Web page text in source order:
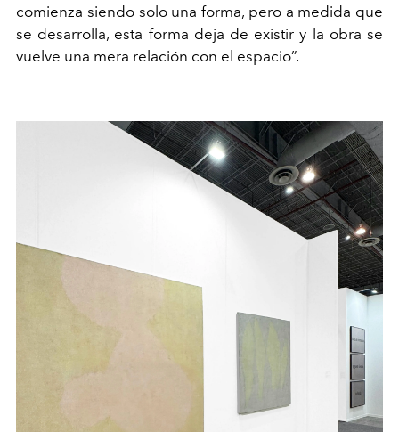
comienza siendo solo una forma, pero a medida que
se desarrolla, esta forma deja de existir y la obra se
vuelve una mera relación con el espacio”.